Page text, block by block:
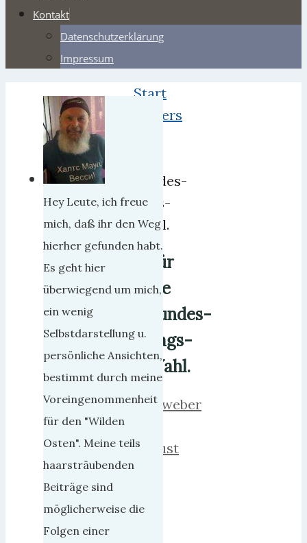
Kontakt
Datenschutzerklärung
Impressum
Start
Webers
Bundes-
Tags-
Wahl.
Für
die
Bundes-
Tags-
Wahl.
herrweber
August
2017
Juli
Hey Leute, ich freue
mich, daß ihr den Weg
hierher gefunden habt.
Es geht hier
überwiegend um mich,
ein wenig
Selbstdarstellung u.
persönliche Ansichten,
bestimmt durch meine
Voreingenommenheit
für den "Wilden
Osten". Meine teils
haarsträubenden
Beiträge sind
möglicherweise die
Folgen einer